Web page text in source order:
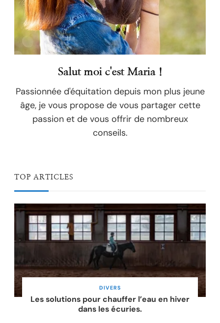
Salut moi c'est Maria !
Passionnée d'équitation depuis mon plus jeune
âge, je vous propose de vous partager cette
passion et de vous offrir de nombreux
conseils.
TOP ARTICLES
DIVERS
Les solutions pour chauffer l’eau en hiver
dans les écuries.